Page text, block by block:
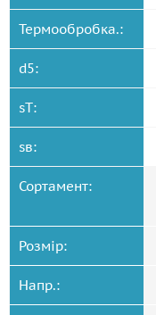
Термообробка.:
d5:
sT:
sв:
Сортамент:
Розмір:
Напр.: